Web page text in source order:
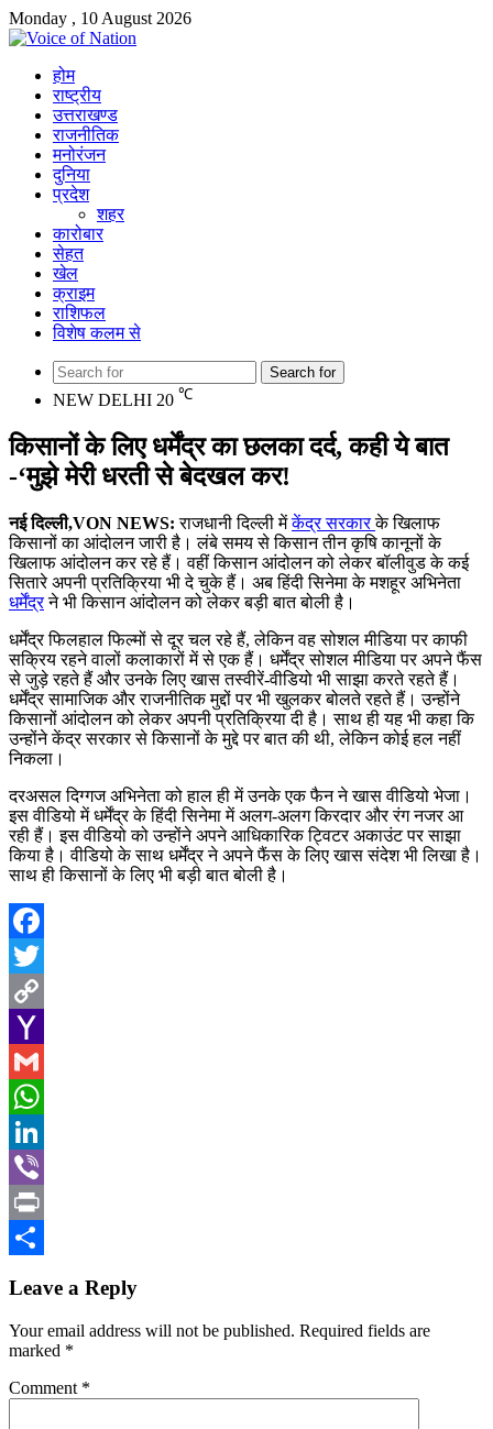
Monday , 10 August 2026
होम
राष्ट्रीय
उत्तराखण्ड
राजनीतिक
मनोरंजन
दुनिया
प्रदेश
शहर
कारोबार
सेहत
खेल
क्राइम
राशिफल
विशेष कलम से
Search for
NEW DELHI 20 ℃
किसानों के लिए धर्मेंद्र का छलका दर्द, कही ये बात
-‘मुझे मेरी धरती से बेदखल कर!
नई दिल्ली,VON NEWS: राजधानी दिल्ली मेंकेंद्र सरकारके खिलाफ
किसानों का आंदोलन जारी है। लंबे समय से किसान तीन कृषि कानूनों के
खिलाफ आंदोलन कर रहे हैं। वहीं किसान आंदोलन को लेकर बॉलीवुड के कई
सितारे अपनी प्रतिक्रिया भी दे चुके हैं। अब हिंदी सिनेमा के मशहूर अभिनेता
धर्मेंद्रने भी किसान आंदोलन को लेकर बड़ी बात बोली है।
धर्मेंद्र फिलहाल फिल्मों से दूर चल रहे हैं, लेकिन वह सोशल मीडिया पर काफी
सक्रिय रहने वालों कलाकारों में से एक हैं। धर्मेंद्र सोशल मीडिया पर अपने फैंस
से जुड़े रहते हैं और उनके लिए खास तस्वीरें-वीडियो भी साझा करते रहते हैं।
धर्मेंद्र सामाजिक और राजनीतिक मुद्दों पर भी खुलकर बोलते रहते हैं। उन्होंने
किसानों आंदोलन को लेकर अपनी प्रतिक्रिया दी है। साथ ही यह भी कहा कि
उन्होंने केंद्र सरकार से किसानों के मुद्दे पर बात की थी, लेकिन कोई हल नहीं
निकला।
दरअसल दिग्गज अभिनेता को हाल ही में उनके एक फैन ने खास वीडियो भेजा।
इस वीडियो में धर्मेंद्र के हिंदी सिनेमा में अलग-अलग किरदार और रंग नजर आ
रही हैं। इस वीडियो को उन्होंने अपने आधिकारिक ट्विटर अकाउंट पर साझा
किया है। वीडियो के साथ धर्मेंद्र ने अपने फैंस के लिए खास संदेश भी लिखा है।
साथ ही किसानों के लिए भी बड़ी बात बोली है।
Facebook
Twitter
Copy
Link
Yahoo
Mail
Gmail
WhatsApp
LinkedIn
Viber
Print
Leave a Reply
Your email address will not be published. Required fields are
marked *
Comment *